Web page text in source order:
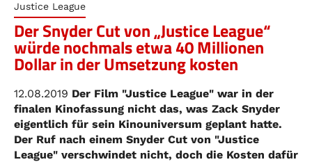
Justice League
Der Snyder Cut von „Justice League“
würde nochmals etwa 40 Millionen
Dollar in der Umsetzung kosten
12.08.2019 Der Film "Justice League" war in der
finalen Kinofassung nicht das, was Zack Snyder
eigentlich für sein Kinouniversum geplant hatte.
Der Ruf nach einem Snyder Cut von "Justice
League" verschwindet nicht, doch die Kosten dafür